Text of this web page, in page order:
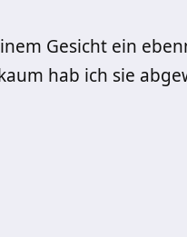
Gesicht ein
hab ich sie